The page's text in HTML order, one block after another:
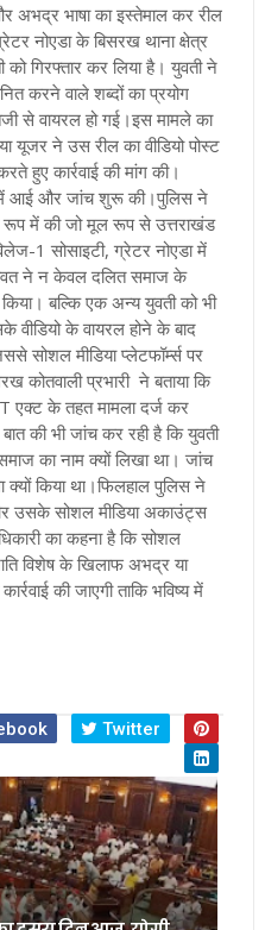
अभद्र भाषा का इस्तेमाल कर रील
नोएडा के बिसरख थाना क्षेत्र
गिरफ्तार कर लिया है। युवती ने
करने वाले शब्दों का प्रयोग
से वायरल हो गई।इस मामले का
ने उस रील का वीडियो पोस्ट
हुए कार्रवाई की मांग की।
आई और जांच शुरू की।पुलिस ने
रूप में की जो मूल रूप से उत्तराखंड
1 सोसाइटी, ग्रेटर नोएडा में
ने न केवल दलित समाज के
बल्कि एक अन्य युवती को भी
वीडियो के वायरल होने के बाद
सोशल मीडिया प्लेटफॉर्म्स पर
कोतवाली प्रभारी ने बताया कि
एक्ट के तहत मामला दर्ज कर
की भी जांच कर रही है कि युवती
का नाम क्यों लिखा था। जांच
किया था।फिलहाल पुलिस ने
उसके सोशल मीडिया अकाउंट्स
का कहना है कि सोशल
विशेष के खिलाफ अभद्र या
की जाएगी ताकि भविष्य में
Twitter